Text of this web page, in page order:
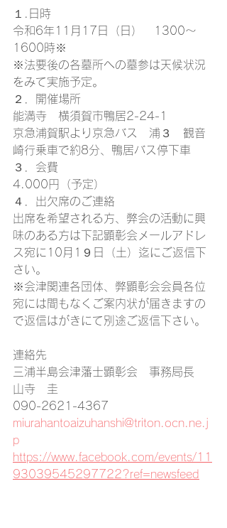
１.日時
令和6年11月17日（日）　1300～
1600時※
※法要後の各墓所への墓参は天候状況
をみて実施予定。
２．開催場所
能満寺　横須賀市鴨居2-24-1
京急浦賀駅より京急バス　浦３　観音
崎行乗車で約8分、鴨居バス停下車
３．会費
4.000円（予定）
４．出欠席のご連絡
出席を希望される方、弊会の活動に興
味のある方は下記顕彰会メールアドレ
ス宛に10月1９日（土）迄にご返信下
さい。
※会津関連各団体、弊顕彰会会員各位
宛には間もなくご案内状が届きますの
で返信はがきにて別途ご返信下さい。
連絡先
三浦半島会津藩士顕彰会　事務局長
山寺　圭
090-2621-4367
miurahantoaizuhanshi@triton.ocn.ne.j
p
https://www.facebook.com/events/11
93039545297722?ref=newsfeed